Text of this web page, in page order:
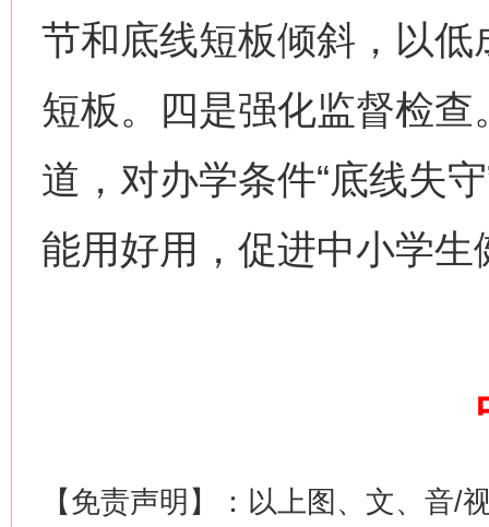
节和底线短板倾斜，以
短板。四是强化监督检
道，对办学条件“底线失
能用好用，促进中小学
【免责声明】：以上图、文、音/
习近平的博鳌关键词
魏明亮